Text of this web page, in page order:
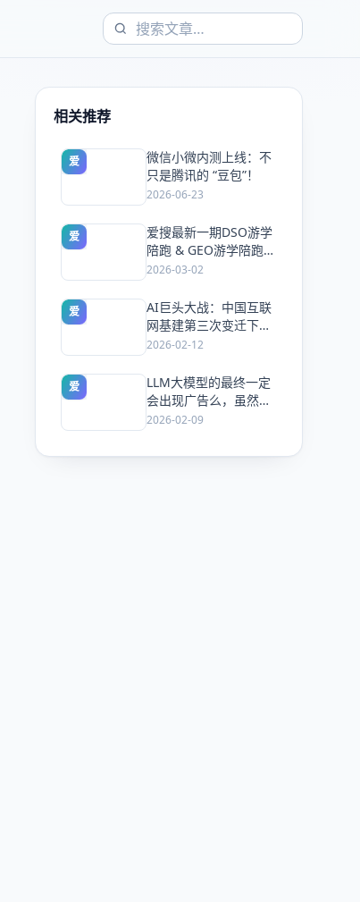
相关推荐
爱
微信小微内测上线：不
只是腾讯的 “豆包”！
2026-06-23
爱
爱搜最新一期DSO游学
陪跑 & GEO游学陪跑双
课同开，5天手把手教
2026-03-02
爱
AI巨头大战：中国互联
网基建第三次变迁下的
风口与机会！
2026-02-12
爱
LLM大模型的最终一定
会出现广告么，虽然
ChatGPT 已经加了广
么？
2026-02-09